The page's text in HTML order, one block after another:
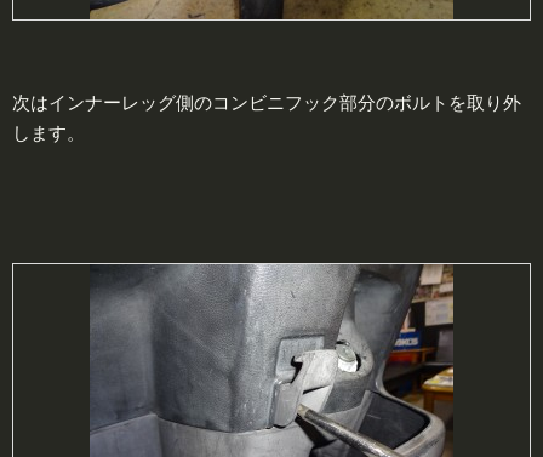
次はインナーレッグ側のコンビニフック部分のボルトを取り外
します。